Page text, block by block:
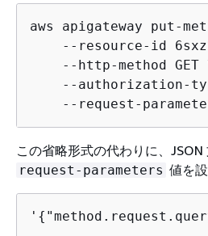
aws apigateway put-
--resource-id
--http-method GET
--authorization-
--request-
この省略形式の代わりに、
request-parameters 値を
' {